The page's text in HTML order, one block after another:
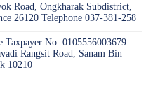
Road, Ongkharak Subdistrict,
26120 Telephone 037-381-258
No. 0105556003679
Rangsit Road, Sanam Bin
10210